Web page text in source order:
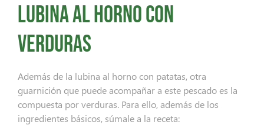
Lubina al horno con
verduras
Además de la lubina al horno con patatas, otra
guarnición que puede acompañar a este pescado es la
compuesta por verduras. Para ello, además de los
ingredientes básicos, súmale a la receta: